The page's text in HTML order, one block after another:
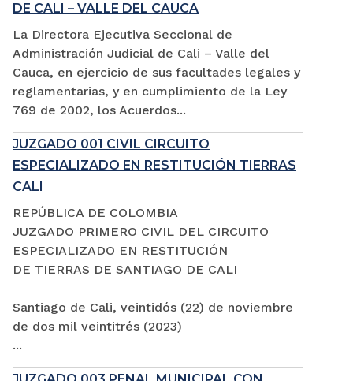
DE CALI – VALLE DEL CAUCA
La Directora Ejecutiva Seccional de
Administración Judicial de Cali – Valle del
Cauca, en ejercicio de sus facultades legales y
reglamentarias, y en cumplimiento de la Ley
769 de 2002, los Acuerdos...
JUZGADO 001 CIVIL CIRCUITO
ESPECIALIZADO EN RESTITUCIÓN TIERRAS
CALI
REPÚBLICA DE COLOMBIA
JUZGADO PRIMERO CIVIL DEL CIRCUITO
ESPECIALIZADO EN RESTITUCIÓN
DE TIERRAS DE SANTIAGO DE CALI
Santiago de Cali, veintidós (22) de noviembre
de dos mil veintitrés (2023)
...